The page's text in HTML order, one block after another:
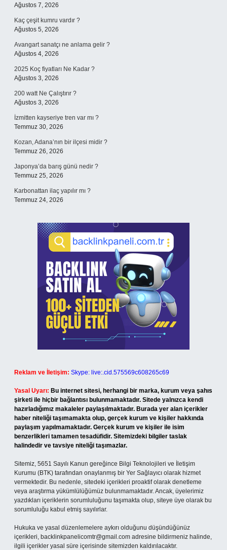
Ağustos 7, 2026
Kaç çeşit kumru vardır ?
Ağustos 5, 2026
Avangart sanatçı ne anlama gelir ?
Ağustos 4, 2026
2025 Koç fiyatları Ne Kadar ?
Ağustos 3, 2026
200 watt Ne Çalıştırır ?
Ağustos 3, 2026
İzmitten kayseriye tren var mı ?
Temmuz 30, 2026
Kozan, Adana’nın bir ilçesi midir ?
Temmuz 26, 2026
Japonya’da barış günü nedir ?
Temmuz 25, 2026
Karbonattan ilaç yapılır mı ?
Temmuz 24, 2026
Reklam ve İletişim: Skype: live:.cid.575569c608265c69
Yasal Uyarı: Bu internet sitesi, herhangi bir marka, kurum veya şahıs
şirketi ile hiçbir bağlantısı bulunmamaktadır. Sitede yalnızca kendi
hazırladığımız makaleler paylaşılmaktadır. Burada yer alan içerikler
haber niteliği taşımamakta olup, gerçek kurum ve kişiler hakkında
paylaşım yapılmamaktadır. Gerçek kurum ve kişiler ile isim
benzerlikleri tamamen tesadüfidir. Sitemizdeki bilgiler taslak
halindedir ve tavsiye niteliği taşımazlar.
Sitemiz, 5651 Sayılı Kanun gereğince Bilgi Teknolojileri ve İletişim
Kurumu (BTK) tarafından onaylanmış bir Yer Sağlayıcı olarak hizmet
vermektedir. Bu nedenle, sitedeki içerikleri proaktif olarak denetleme
veya araştırma yükümlülüğümüz bulunmamaktadır. Ancak, üyelerimiz
yazdıkları içeriklerin sorumluluğunu taşımakta olup, siteye üye olarak bu
sorumluluğu kabul etmiş sayılırlar.
Hukuka ve yasal düzenlemelere aykırı olduğunu düşündüğünüz
içerikleri, backlinkpanelicomtr@gmail.com adresine bildirmeniz halinde,
ilgili içerikler yasal süre içerisinde sitemizden kaldırılacaktır.